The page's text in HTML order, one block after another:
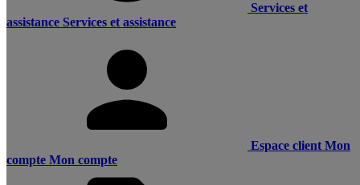
Services et
assistance Services et assistance
Espace client Mon
compte Mon compte